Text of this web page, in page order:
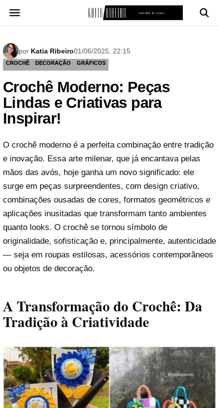
para
por Katia Ribeiro01/06/2025, 22:15
CROCHÊ DECORAÇÃO GRÁFICOS
Crochê Moderno: Peças
Lindas e Criativas para
Inspirar!
O crochê moderno é a perfeita combinação entre tradição
e inovação. Essa arte milenar, que já encantava pelas
mãos das avós, hoje ganha um novo significado: ele
surge em peças surpreendentes, com design criativo,
combinações ousadas de cores, formatos geométricos e
aplicações inusitadas que transformam tanto ambientes
quanto looks. O crochê se tornou símbolo de
originalidade, sofisticação e, principalmente, autenticidade
— seja em roupas estilosas, acessórios contemporâneos
ou objetos de decoração.
A Transformação do Crochê: Da
Tradição à Criatividade